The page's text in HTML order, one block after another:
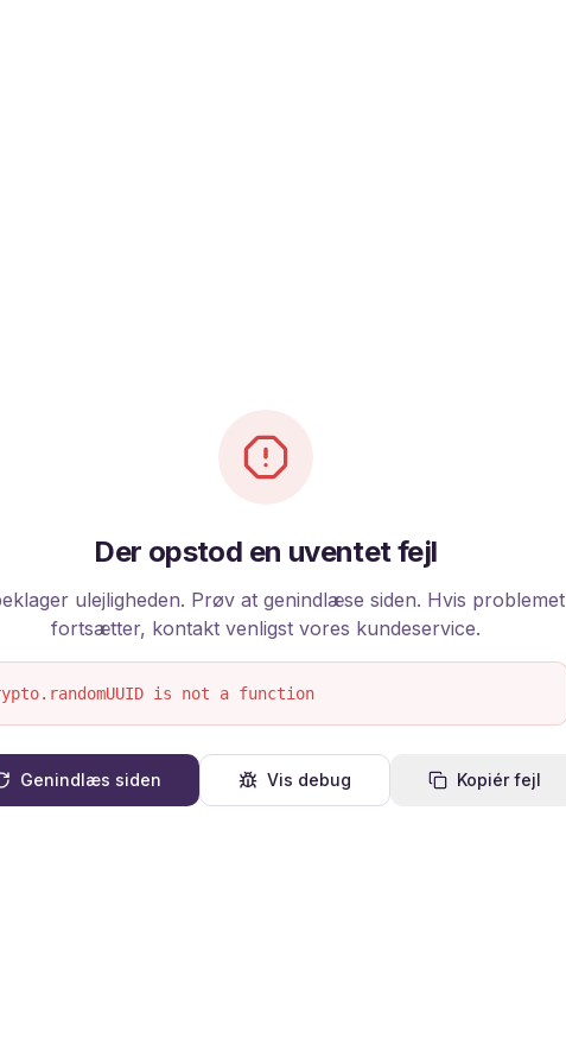
Der opstod en uventet fejl
ulejligheden. Prøv at genindlæse siden. Hvis problemet
fortsætter, kontakt venligst vores kundeservice.
is not a function
Genindlæs siden Vis debug Kopiér fejl